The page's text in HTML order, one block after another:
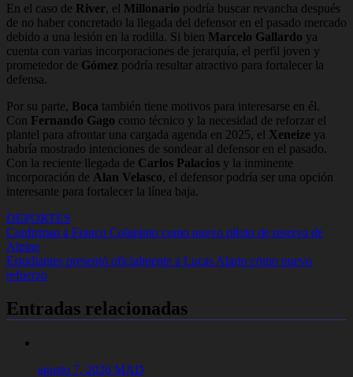
En el caso de River, el Millonario podría buscar revancha después
de no haber concretado la llegada del defensor en el pasado mercado
debido a una lesión en la rodilla. Si bien Marcelo Gallardo ya
cuenta con varias incorporaciones de jerarquía, el perfil joven y
prometedor de Gómez podría resultar atractivo para fortalecer la
defensa.
Por su parte, Boca también tiene motivos para interesarse en él.
Con Fernando Gago como técnico y la necesidad de reforzar el
plantel para afrontar una cargada agenda en 2025, el Xeneize ya
habría mostrado intenciones de sondear al defensor en el pasado.
Con la reciente llegada de Carlos Palacios y la inminente
incorporación de Alan Velasco, el defensor podría ser una opción
interesante para fortalecer la línea baja.
DEPORTES
Navegación
de
entradas
Confirman a Franco Colapinto como nuevo piloto de reserva de
Alpine
Estudiantes presentó oficialmente a Lucas Alario cómo nuevo
refuerzo
Entradas relacionadas
agosto 7, 2026 MAD